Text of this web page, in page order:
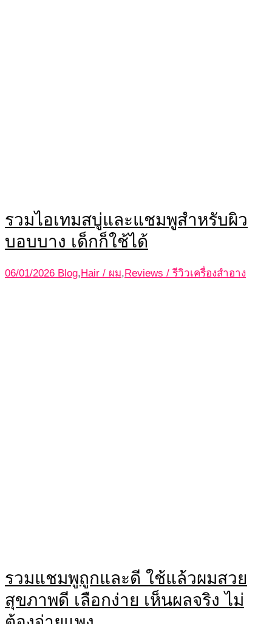
รวมไอเทมสบู่และแชมพูสำหรับผิว
บอบบาง เด็กก็ใช้ได้
06/01/2026 Blog, Hair / ผม, Reviews / รีวิวเครื่องสำอาง
รวมแชมพูถูกและดี ใช้แล้วผมสวย
สุขภาพดี เลือกง่าย เห็นผลจริง ไม่